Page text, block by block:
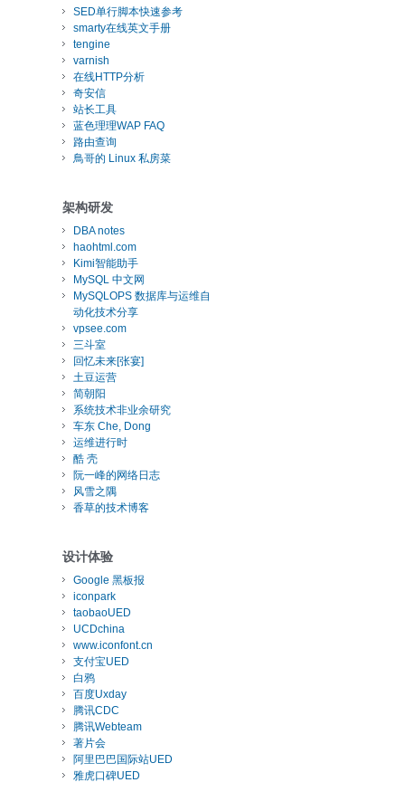
SED单行脚本快速参考
smarty在线英文手册
tengine
varnish
在线HTTP分析
奇安信
站长工具
蓝色理理WAP FAQ
路由查询
鳥哥的 Linux 私房菜
架构研发
DBA notes
haohtml.com
Kimi智能助手
MySQL 中文网
MySQLOPS 数据库与运维自
动化技术分享
vpsee.com
三斗室
回忆未来[张宴]
土豆运营
简朝阳
系统技术非业余研究
车东 Che, Dong
运维进行时
酷 壳
阮一峰的网络日志
风雪之隅
香草的技术博客
设计体验
Google 黑板报
iconpark
taobaoUED
UCDchina
www.iconfont.cn
支付宝UED
白鸦
百度Uxday
腾讯CDC
腾讯Webteam
著片会
阿里巴巴国际站UED
雅虎口碑UED